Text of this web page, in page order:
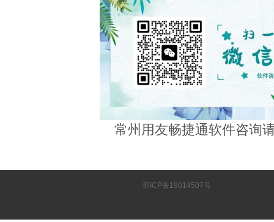
常州用友畅捷通软件咨询
苏ICP备19014507号